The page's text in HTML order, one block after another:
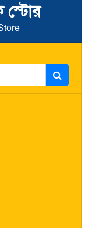
স্টোর